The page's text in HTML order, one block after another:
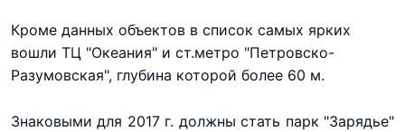
Кроме данных объектов в список самых ярких
вошли ТЦ "Океания" и ст.метро "Петровско-
Разумовская", глубина которой более 60 м.
Знаковыми для 2017 г. должны стать парк "Зарядье"